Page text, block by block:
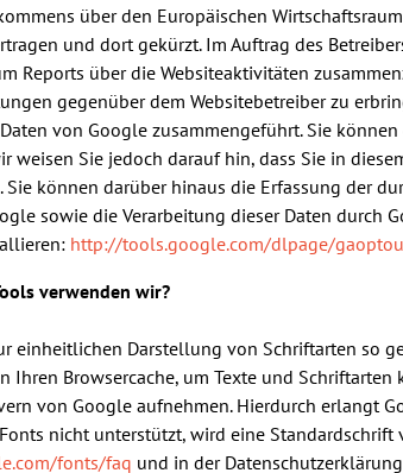
über den Europäischen
und dort gekürzt. Im Auftrag des
Reports über die Websiteaktivitäten
gegenüber dem Websitebetreiber zu
von Google zusammengeführt. Sie
weisen Sie jedoch darauf hin, dass Sie in
können darüber hinaus die Erfassung der
sowie die Verarbeitung dieser Daten
http://tools.google.com/dlpage/
verwenden wir?
einheitlichen Darstellung von Schriftarten so
Ihren Browsercache, um Texte und
von Google aufnehmen. Hierdurch erlangt
nicht unterstützt, wird eine
fonts/faq und in der